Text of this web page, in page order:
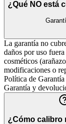
¿Qué NO está
La garantía no
daños por uso
cosméticos
modificaciones o
Política de Garantía
Garantía y
¿Cómo calibro